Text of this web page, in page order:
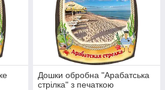
Дошки обробна "Арабатська
стрілка" з печаткою